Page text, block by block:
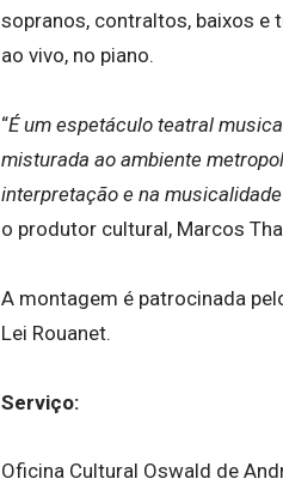
sopranos, contraltos, baixos e
ao vivo, no piano.
“É um espetáculo teatral
misturada ao ambiente
interpretação e na
o produtor cultural, Marcos
A montagem é patrocinada
Lei Rouanet.
Serviço:
Oficina Cultural Oswald de